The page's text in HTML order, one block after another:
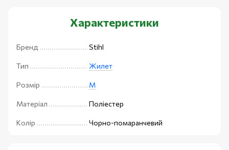
Характеристики
Бренд Stihl
Тип Жилет
Розмір M
Матеріал Поліестер
Колір Чорно-помаранчевий